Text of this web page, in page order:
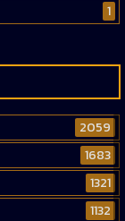
1
2059
1683
1321
1132